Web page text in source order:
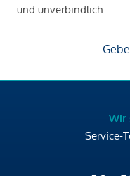
und unverbindlich.
Wir
Service-